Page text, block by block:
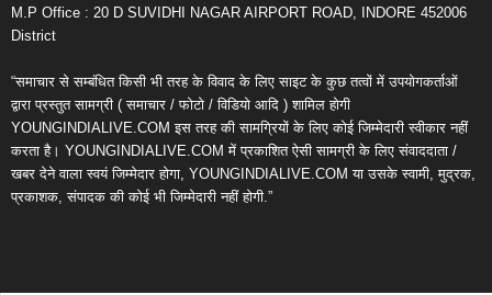
M.P Office : 20 D SUVIDHI NAGAR AIRPORT ROAD, INDORE 452006
District
“समाचार से सम्बंधित किसी भी तरह के विवाद के लिए साइट के कुछ तत्वों में उपयोगकर्ताओं
द्वारा प्रस्तुत सामग्री ( समाचार / फोटो / विडियो आदि ) शामिल होगी
YOUNGINDIALIVE.COM इस तरह की सामग्रियों के लिए कोई जिम्मेदारी स्वीकार नहीं
करता है। YOUNGINDIALIVE.COM में प्रकाशित ऐसी सामग्री के लिए संवाददाता /
खबर देने वाला स्वयं जिम्मेदार होगा, YOUNGINDIALIVE.COM या उसके स्वामी, मुद्रक,
प्रकाशक, संपादक की कोई भी जिम्मेदारी नहीं होगी.”